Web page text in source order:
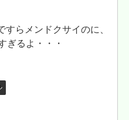
らメンドクサイのに、
ぎるよ・・・